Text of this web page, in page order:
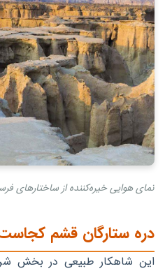
نمای هوایی خیره‌کننده از ساختارهای
دره ستارگان قشم
این شاهکار طبیعی در بخش